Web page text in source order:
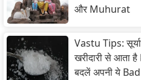
और Muhurat
Vastu Tips:
खरीदारी से आता
बदलें अपनी ये